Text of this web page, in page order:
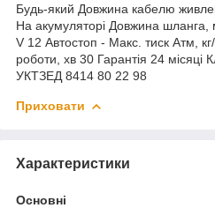
Будь-який Довжина кабелю
На акумуляторі Довжина шланга,
V 12 Автостоп - Макс. тиск Атм,
роботи, хв 30 Гарантія 24 місяці
УКТЗЕД 8414 80 22 98
Приховати
Характеристики
Основні